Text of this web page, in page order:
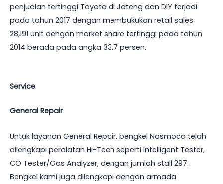
penjualan tertinggi Toyota di Jateng dan DIY terjadi
pada tahun 2017 dengan membukukan retail sales
28,191 unit dengan market share tertinggi pada tahun
2014 berada pada angka 33.7 persen.
Service
General Repair
Untuk layanan General Repair, bengkel Nasmoco telah
dilengkapi peralatan Hi-Tech seperti Intelligent Tester,
CO Tester/Gas Analyzer, dengan jumlah stall 297.
Bengkel kami juga dilengkapi dengan armada